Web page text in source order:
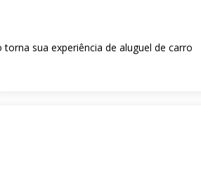
sua experiência de aluguel de carro